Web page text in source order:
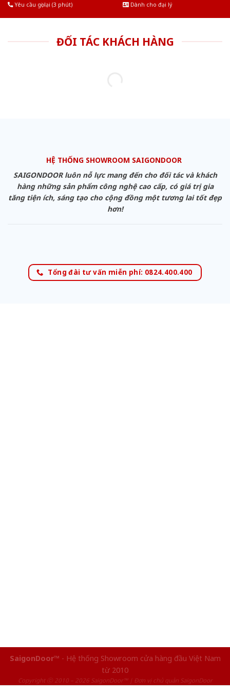
Yêu cầu gọi lại (3 phút)
Dành cho đại lý
ĐỐI TÁC KHÁCH HÀNG
HỆ THỐNG SHOWROOM SAIGONDOOR
SAIGONDOOR luôn nỗ lực mang đến cho đối tác và khách
hàng những sản phẩm công nghệ cao cấp, có giá trị gia
tăng tiện ích, sáng tạo cho cộng đồng một tương lai tốt đẹp
hơn!
Tổng đài tư vấn miễn phí: 0824.400.400
SaigonDoor™ - Hệ thống Showroom cửa hàng đầu Việt Nam
từ 2010
Copyright ⓒ 2010 – 2026 SaigonDoor™ | Đơn vị chủ quản SaigonDoor